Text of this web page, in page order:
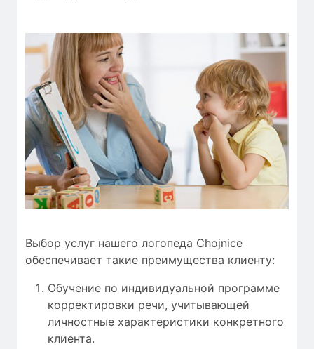
Выбор услуг нашего логопеда Chojnice
обеспечивает такие преимущества клиенту:
Обучение по индивидуальной программе
корректировки речи, учитывающей
личностные характеристики конкретного
клиента.